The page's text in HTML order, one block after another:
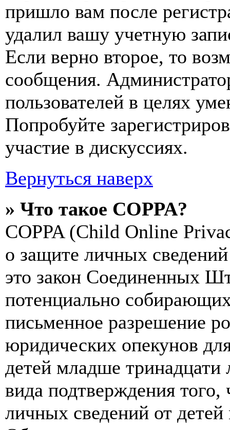
пришло вам после
удалил вашу учетную
Если верно второе, то
сообщения.
пользователей в целях
Попробуйте
участие в дискуссиях.
Вернуться наверх
» Что такое COPPA?
COPPA (Child Online
о защите личных
это закон Соединенных
потенциально
письменное разрешение
юридических опекунов
детей младше
вида подтверждения
личных сведений от